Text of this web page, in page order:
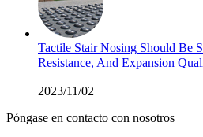
Tactile Stair Nosing Should Be
Resistance, And Expansion
2023/11/02
Póngase en contacto con nosotros